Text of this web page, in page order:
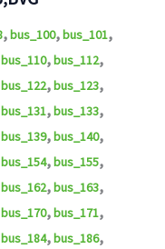
,bus_100,bus_101,
bus_110,bus_112,
bus_122,bus_123,
bus_131,bus_133,
bus_139,bus_140,
bus_154,bus_155,
bus_162,bus_163,
bus_170,bus_171,
bus_184,bus_186,